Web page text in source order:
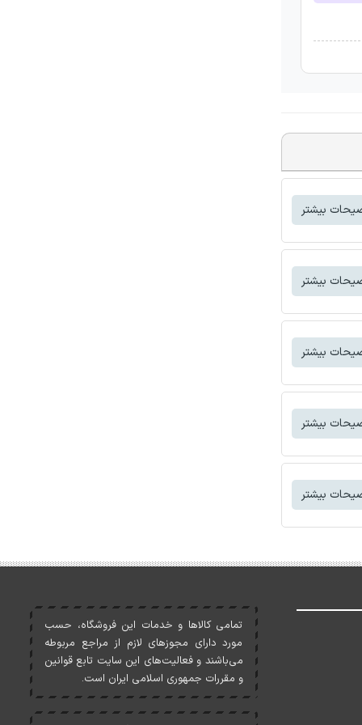
بیشتر
بیشتر
بیشتر
بیشتر
بیشتر
تمامی کالاها و خدمات اين فروشگاه، حسب
مورد دارای مجوزهای لازم از مراجع مربوطه
می‌باشند و فعاليت‌های اين سايت تابع قوانين
و مقررات جمهوری اسلامی ايران است.